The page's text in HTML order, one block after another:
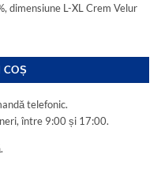
dimensiune L-XL Crem Velur
dimensiune L-XL Crem Velur
COȘ
telefonic.
între 9:00 și 17:00.